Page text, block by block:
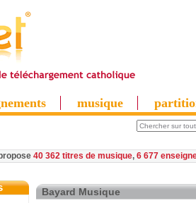
musique
40 362 titres de musique, 6 677
Bayard Musique